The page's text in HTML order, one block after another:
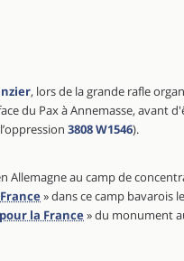
, lors de la grande rafle
du Pax à Annemasse, avant
3808 W1546).
Allemagne au camp de
» dans ce camp bavarois
la France» du monument